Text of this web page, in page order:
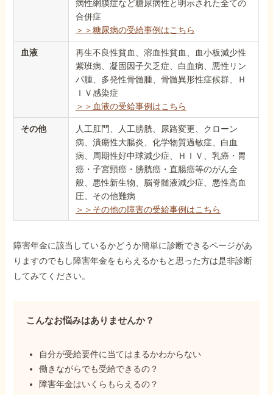
病性網膜症など糖尿病性と明示された全ての
合併症
＞＞糖尿病の受給事例はこちら
血液
再生不良性貧血、溶血性貧血、血小板減少性
紫班病、凝固因子欠乏症、白血病、悪性リン
パ腫、多発性骨髄腫、骨髄異形性症候群、Ｈ
ＩＶ感染症
＞＞血液の受給事例はこちら
その他
人工肛門、人工膀胱、尿路変更、クローン
病、潰瘍性大腸炎、化学物質過敏症、白血
病、周期性好中球減少症、ＨＩＶ、乳癌・胃
癌・子宮頸癌・膀胱癌・直腸癌等のがん全
般、悪性新生物、脳脊髄液減少症、悪性高血
圧、その他難病
＞＞その他の障害の受給事例はこちら
障害年金に該当しているかどうか簡単に診断できるページがあ
りますのでもし障害年金をもらえるかもと思った方は是非診断
してみてください。
こんなお悩みはありませんか？
自分が受給要件に当てはまるかわからない
働きながらでも受給できるの？
障害年金はいくらもらえるの？